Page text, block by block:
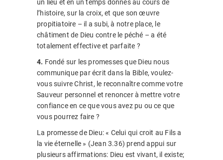
un lieu et en un temps donnés au cours de
l’histoire, sur la croix, et que son œuvre
propitiatoire – il a subi, à notre place, le
châtiment de Dieu contre le péché – a été
totalement effective et parfaite ?
4. Fondé sur les promesses que Dieu nous
communique par écrit dans la Bible, voulez-
vous suivre Christ, le reconnaître comme votre
Sauveur personnel et renoncer à mettre votre
confiance en ce que vous avez pu ou ce que
vous pourrez faire ?
La promesse de Dieu: « Celui qui croit au Fils a
la vie éternelle » (Jean 3.36) prend appui sur
plusieurs affirmations: Dieu est vivant, il existe;